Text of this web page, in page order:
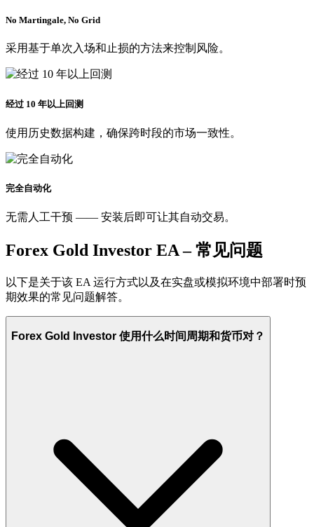
No Martingale, No Grid
采用基于单次入场和止损的方法来控制风险。
经过 10 年以上回测
使用历史数据构建，确保跨时段的市场一致性。
完全自动化
无需人工干预 —— 安装后即可让其自动交易。
Forex Gold Investor EA – 常见问题
以下是关于该 EA 运行方式以及在实盘或模拟环境中部署时预
期效果的常见问题解答。
Forex Gold Investor 使用什么时间周期和货币对？